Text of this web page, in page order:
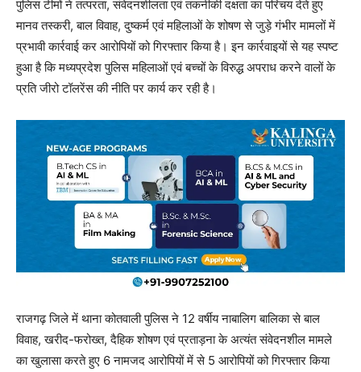
पुलिस टीमों ने तत्परता, संवेदनशीलता एवं तकनीकी दक्षता का परिचय देते हुए
मानव तस्करी, बाल विवाह, दुष्कर्म एवं महिलाओं के शोषण से जुड़े गंभीर मामलों में
प्रभावी कार्रवाई कर आरोपियों को गिरफ्तार किया है। इन कार्रवाइयों से यह स्पष्ट
हुआ है कि मध्यप्रदेश पुलिस महिलाओं एवं बच्चों के विरुद्ध अपराध करने वालों के
प्रति जीरो टॉलरेंस की नीति पर कार्य कर रही है।
राजगढ़ जिले में थाना कोतवाली पुलिस ने 12 वर्षीय नाबालिग बालिका से बाल
विवाह, खरीद-फरोख्त, दैहिक शोषण एवं प्रताड़ना के अत्यंत संवेदनशील मामले
का खुलासा करते हुए 6 नामजद आरोपियों में से 5 आरोपियों को गिरफ्तार किया